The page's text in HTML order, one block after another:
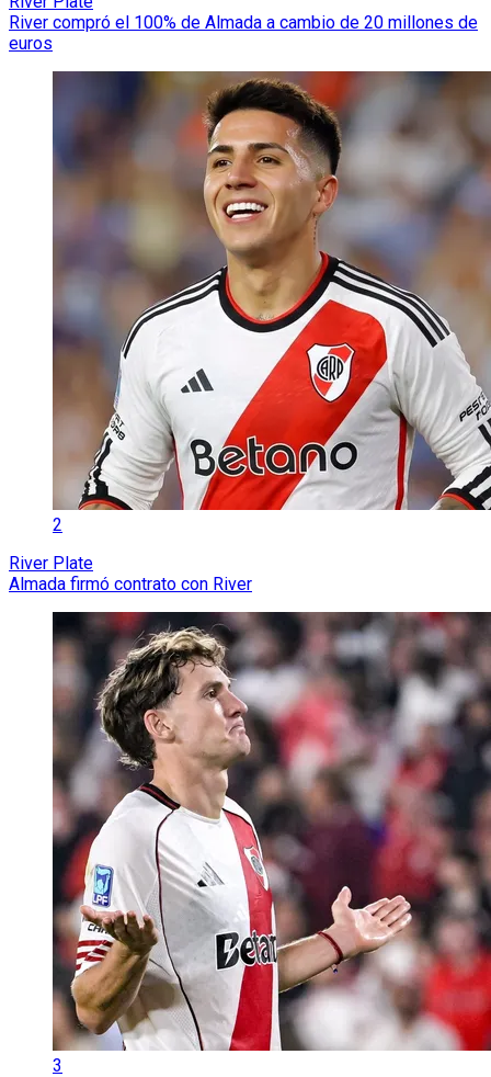
River compró el 100% de Almada a cambio de 20 millones de
euros
2
River Plate
Almada firmó contrato con River
3